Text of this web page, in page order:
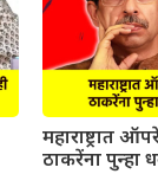
महाराष्ट्रात
ठाकरेंना पुन्हा